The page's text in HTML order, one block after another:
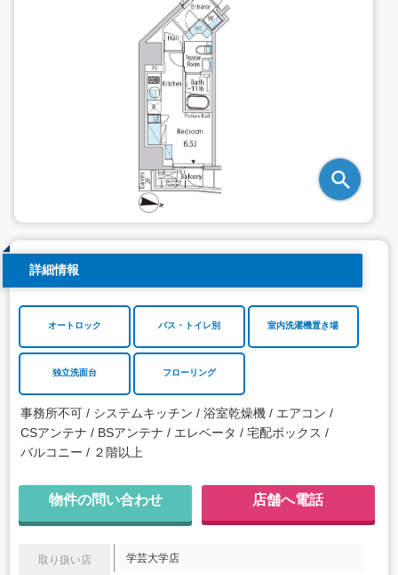
詳細情報
オートロック バス・トイレ別 室内洗濯機置き場
独立洗面台 フローリング
事務所不可 システムキッチン 浴室乾燥機
エアコン
CSアンテナ
BSアンテナ エレベータ
宅配ボックス
バルコニー
２階以上
物件の問い合わせ 店舗へ電話
取り扱い店 学芸大学店